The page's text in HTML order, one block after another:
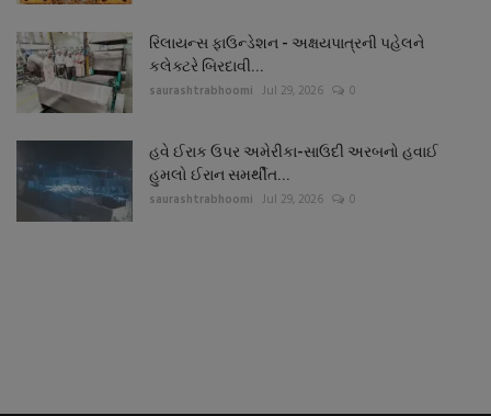
રિલાયન્સ ફાઉન્ડેશન - અક્ષયપાત્રની પહેલને
કલેક્ટરે બિરદાવી...
saurashtrabhoomi Jul 29, 2026 0
હવે ઈરાક ઉપર અમેરીકા-સાઉદી અરબનો હવાઈ
હુમલો ઈરાન સમર્થીત...
saurashtrabhoomi Jul 29, 2026 0